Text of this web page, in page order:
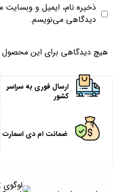
ذخیره نام، ایمیل و وبسایت
دیدگاهی می‌نویسم.
هیچ دیدگاهی برای این
ارسال فوری به سراسر
کشور
ضمانت ام دی اسمارت